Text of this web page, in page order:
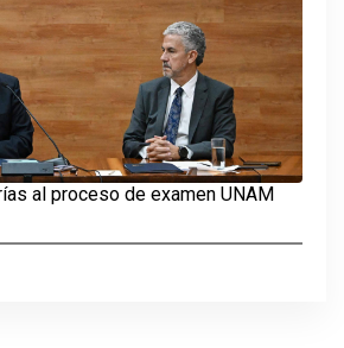
al proceso de examen UNAM